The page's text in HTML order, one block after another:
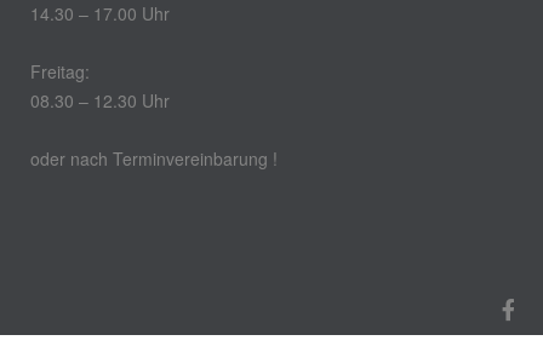
14.30 – 17.00 Uhr
Freitag:
08.30 – 12.30 Uhr
oder nach Terminvereinbarung !